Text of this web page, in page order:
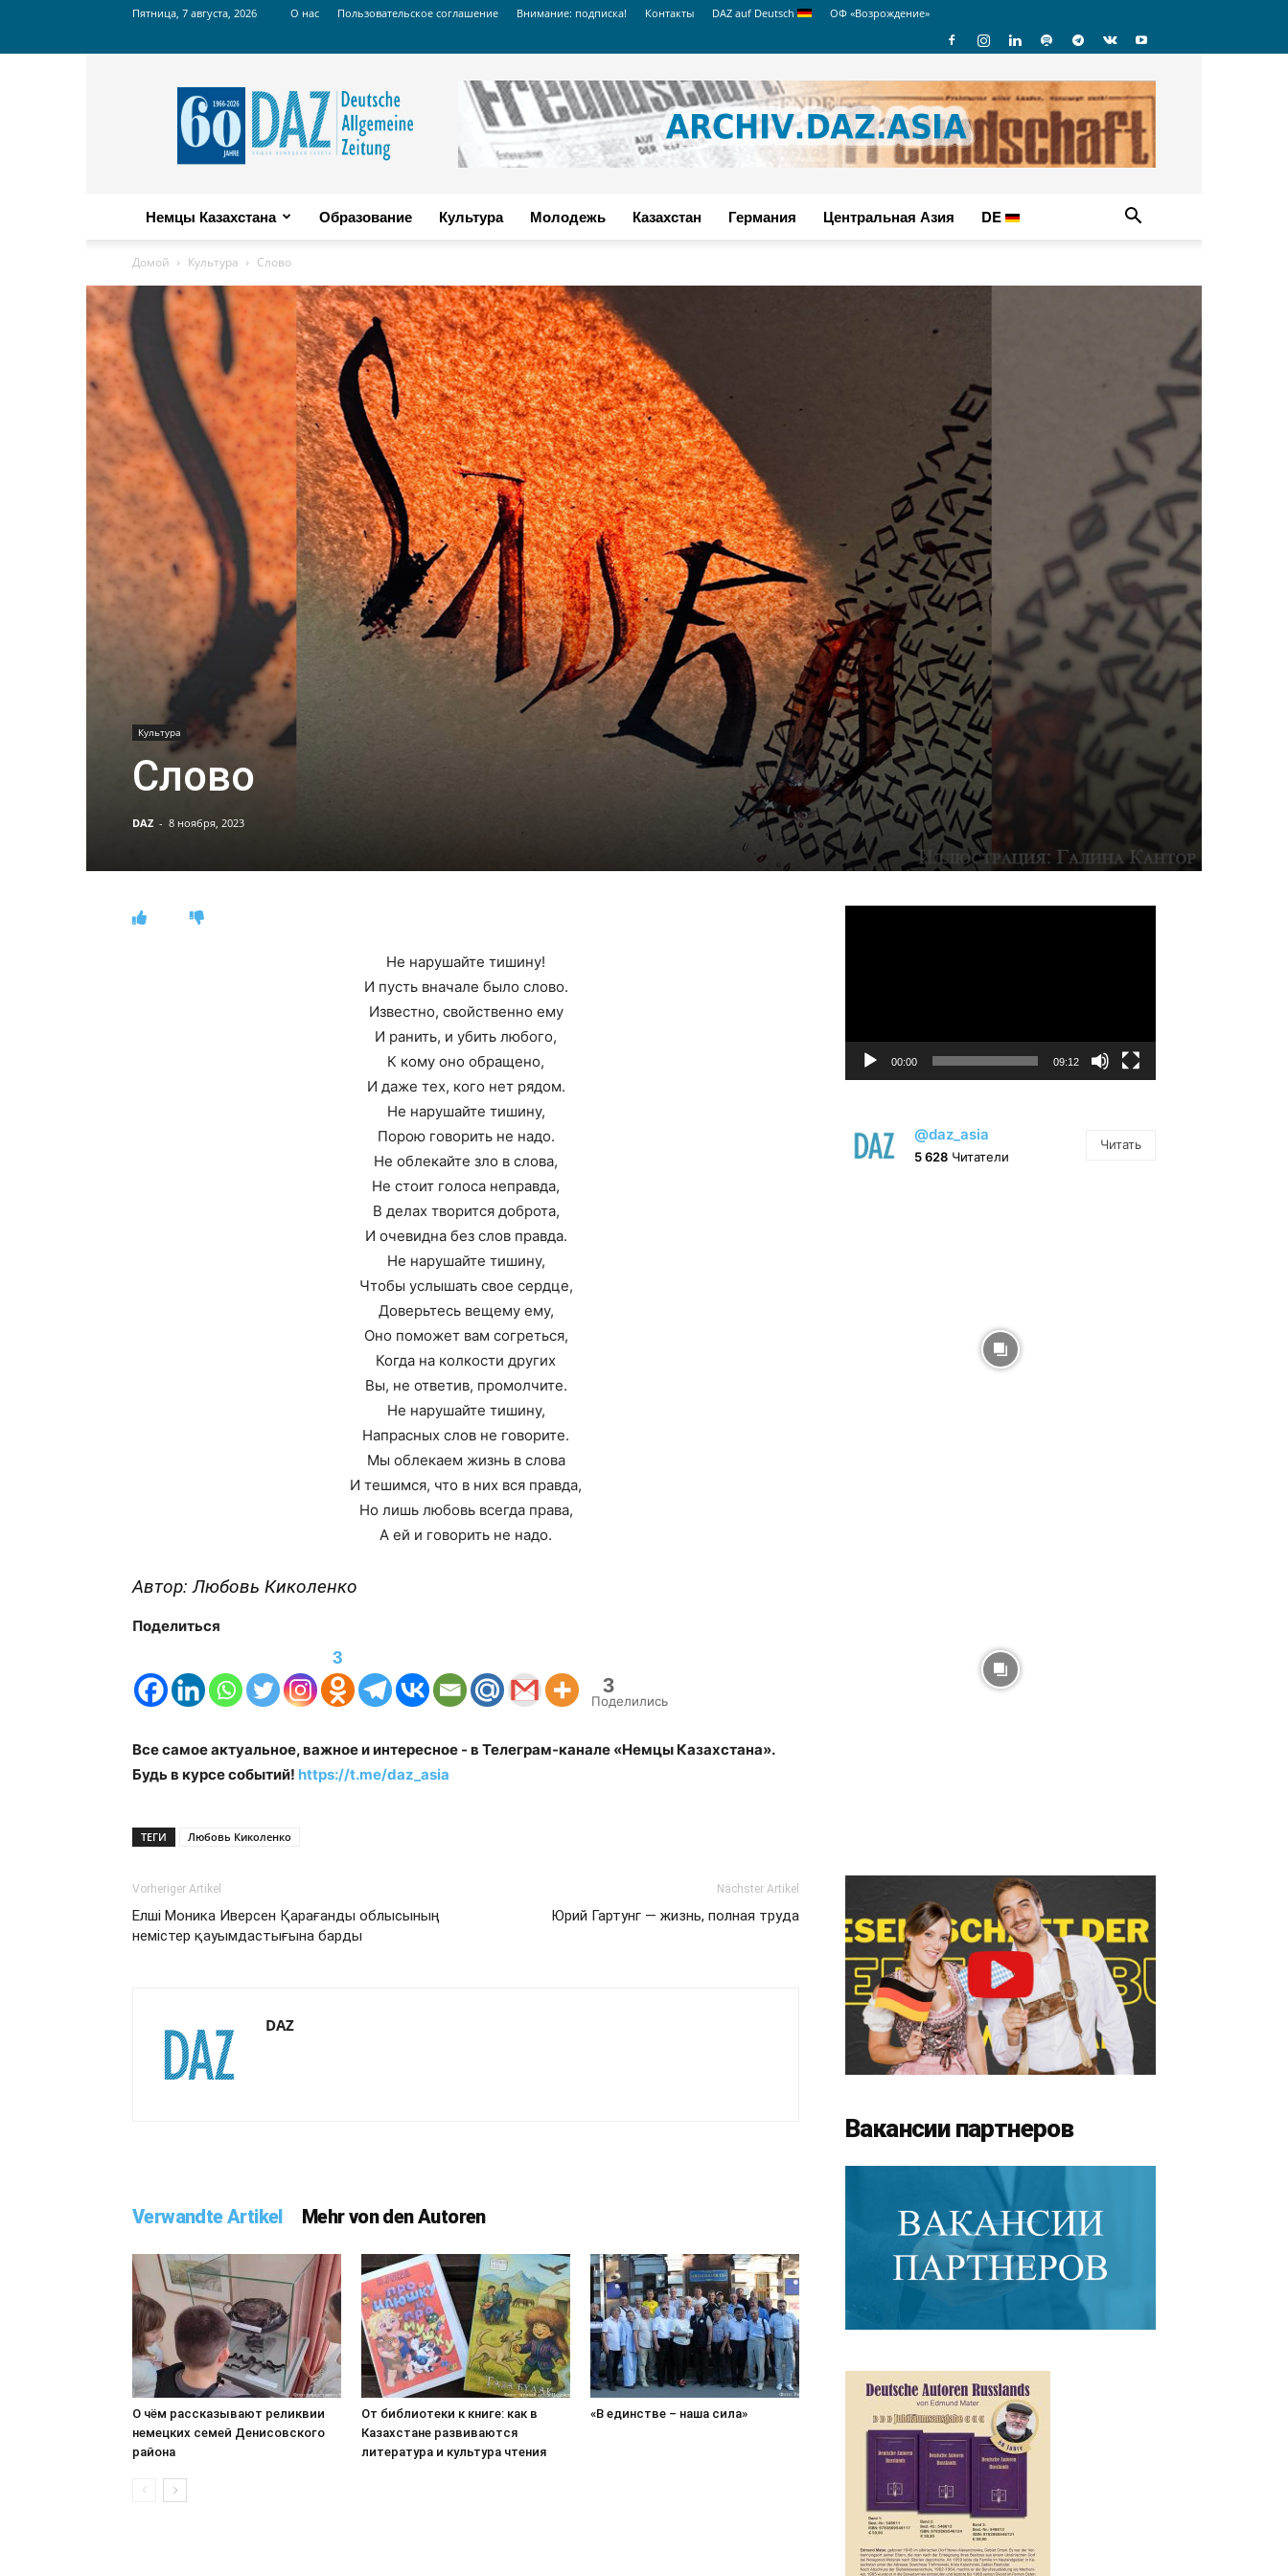
Пятница, 7 августа, 2026 О нас Пользовательское соглашение Внимание: подписка! Контакты DAZ auf Deutsch ОФ «Возрождение»
Russian
DAZ
Немцы Казахстана Образование Культура Молодежь Казахстан Германия Центральная Азия DE
Домой Культура Слово
Культура
Слово
DAZ - 8 ноября, 2023
Не нарушайте тишину!
И пусть вначале было слово.
Известно, свойственно ему
И ранить, и убить любого,
К кому оно обращено,
И даже тех, кого нет рядом.
Не нарушайте тишину,
Порою говорить не надо.
Не облекайте зло в слова,
Не стоит голоса неправда,
В делах творится доброта,
И очевидна без слов правда.
Не нарушайте тишину,
Чтобы услышать свое сердце,
Доверьтесь вещему ему,
Оно поможет вам согреться,
Когда на колкости других
Вы, не ответив, промолчите.
Не нарушайте тишину,
Напрасных слов не говорите.
Мы облекаем жизнь в слова
И тешимся, что в них вся правда,
Но лишь любовь всегда права,
А ей и говорить не надо.
Автор: Любовь Киколенко
Поделиться
3
3
Поделились
Все самое актуальное, важное и интересное - в Телеграм-канале «Немцы Казахстана».
Будь в курсе событий! https://t.me/daz_asia
ТЕГИ Любовь Киколенко
Vorheriger Artikel
Елші Моника Иверсен Қарағанды облысының
немістер қауымдастығына барды
Nächster Artikel
Юрий Гартунг — жизнь, полная труда
DAZ
Verwandte Artikel Mehr von den Autoren
О чём рассказывают реликвии
немецких семей Денисовского
района
От библиотеки к книге: как в
Казахстане развиваются
литература и культура чтения
«В единстве – наша сила»
00:00 09:12
@daz_asia
5 628 Читатели
Читать
Вакансии партнеров